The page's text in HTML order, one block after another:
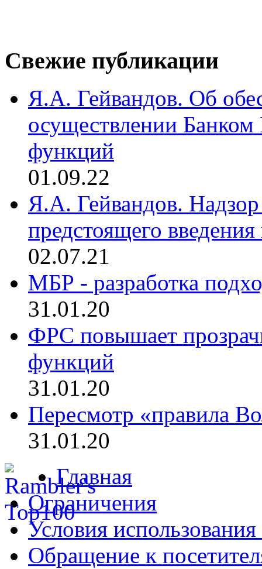
Свежие публикации
Я.А. Гейвандов. Об
осуществлении
функций
01.09.22
Я.А. Гейвандов.
предстоящего
02.07.21
МБР - разработка
31.01.20
ФРС повышает
функций
31.01.20
Пересмотр «правила
31.01.20
Главная
Ограничения
Условия
Обращение к